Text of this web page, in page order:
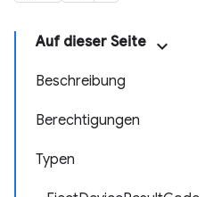
Auf dieser Seite
Beschreibung
Berechtigungen
Typen